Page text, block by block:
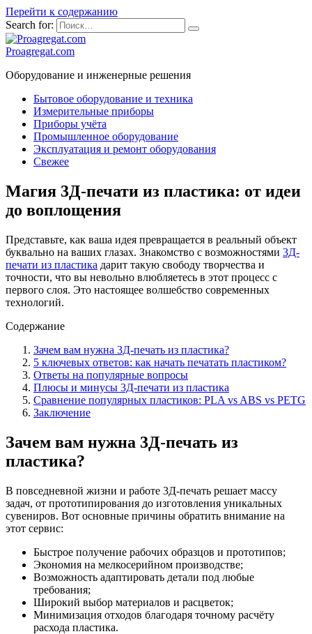
Перейти к содержанию
Search for:
Proagregat.com
Оборудование и инженерные решения
Бытовое оборудование и техника
Измерительные приборы
Приборы учёта
Промышленное оборудование
Эксплуатация и ремонт оборудования
Свежее
Магия 3Д-печати из пластика: от идеи
до воплощения
Представьте, как ваша идея превращается в реальный объект
буквально на ваших глазах. Знакомство с возможностями 3Д-
печати из пластика дарит такую свободу творчества и
точности, что вы невольно влюбляетесь в этот процесс с
первого слоя. Это настоящее волшебство современных
технологий.
Содержание
Зачем вам нужна 3Д-печать из пластика?
5 ключевых ответов: как начать печатать пластиком?
Ответы на популярные вопросы
Плюсы и минусы 3Д-печати из пластика
Сравнение популярных пластиков: PLA vs ABS vs PETG
Заключение
Зачем вам нужна 3Д-печать из
пластика?
В повседневной жизни и работе 3Д-печать решает массу
задач, от прототипирования до изготовления уникальных
сувениров. Вот основные причины обратить внимание на
этот сервис:
Быстрое получение рабочих образцов и прототипов;
Экономия на мелкосерийном производстве;
Возможность адаптировать детали под любые
требования;
Широкий выбор материалов и расцветок;
Минимизация отходов благодаря точному расчёту
расхода пластика.